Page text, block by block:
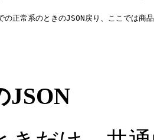
常系のときのJSON戻り、ここでは商
JSON